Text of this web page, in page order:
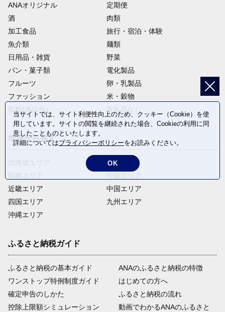
ANAオリジナル
定期便
酒
肉類
加工食品
旅行・宿泊・体験
魚介類
麺類
日用品・雑貨
野菜
パン・菓子類
電化製品
フルーツ
卵・乳製品
ファッション
米・穀物
飲料(酒以外)
返礼品なし
地域から探す
近畿エリア
四国エリア
沖縄エリア
東北エリア
中国エリア
九州エリア
ふるさと納税ガイド
ふるさと納税の基本ガイド
ワンストップ特例制度ガイド
確定申告のしかた
控除上限額シミュレーション
ANAのふるさと納税の特徴
はじめての方へ
ふるさと納税の流れ
動画でわかるANAのふるさと
当サイトでは、サイト利便性向上のため、クッキー（Cookie）を使
用しています。サイトの閲覧を継続された場合、Cookieの利用に同
意したことものといたします。
詳細についてはプライバシーポリシーをお読みください。
OK